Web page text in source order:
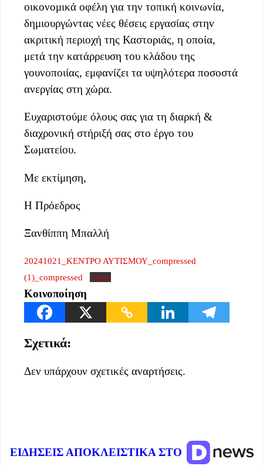
οικονομικά οφέλη για την τοπική κοινωνία,
δημιουργώντας νέες θέσεις εργασίας στην
ακριτική περιοχή της Καστοριάς, η οποία,
μετά την κατάρρευση του κλάδου της
γουνοποιίας, εμφανίζει τα υψηλότερα ποσοστά
ανεργίας στη χώρα.
Ευχαριστούμε όλους σας για τη διαρκή &
διαχρονική στήριξή σας στο έργο του
Σωματείου.
Με εκτίμηση,
Η Πρόεδρος
Ξανθίππη Μπαλλή
20241021_ΚΕΝΤΡΟ ΑΥΤΙΣΜΟΥ_compressed
(1)_compressed
Λήψη
Κοινοποίηση
Σχετικά:
Δεν υπάρχουν σχετικές αναρτήσεις.
ΕΙΔΗΣΕΙΣ ΑΠΟΚΛΕΙΣΤΙΚΑ ΣΤΟ